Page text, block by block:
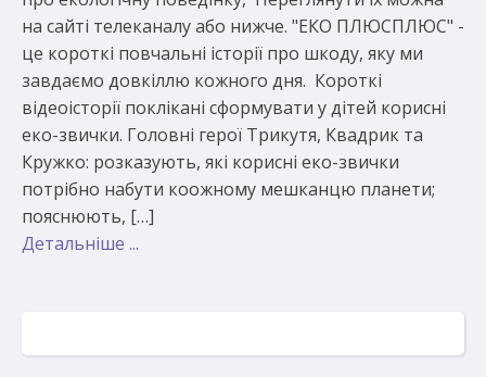
на сайті телеканалу або нижче. "ЕКО ПЛЮСПЛЮС" -
це короткі повчальні історії про шкоду, яку ми
завдаємо довкіллю кожного дня. Короткі
відеоісторії поклікані сформувати у дітей корисні
еко-звички. Головні герої Трикутя, Квадрик та
Кружко: розказують, які корисні еко-звички
потрібно набути коожному мешканцю планети;
пояснюють, […]
Детальніше ...